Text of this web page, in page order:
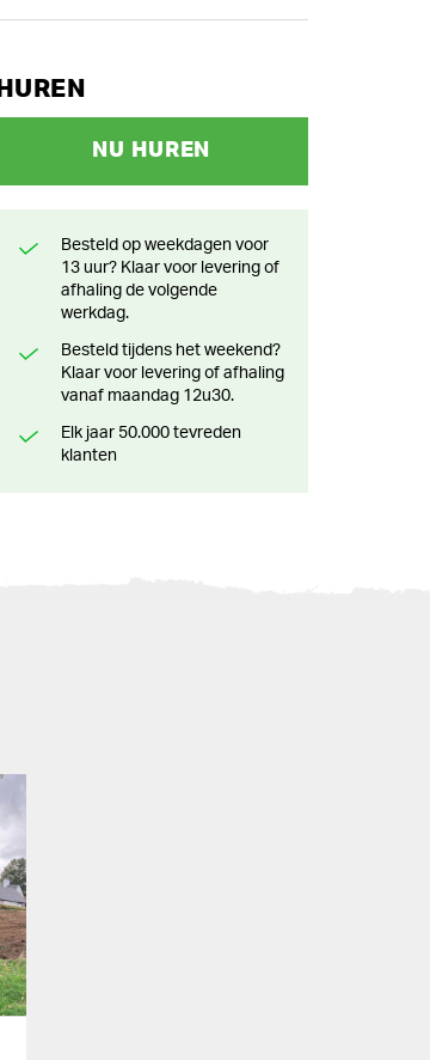
HUREN
NU HUREN
Besteld op weekdagen voor
13 uur? Klaar voor levering of
afhaling de volgende
werkdag.
Besteld tijdens het weekend?
Klaar voor levering of afhaling
vanaf maandag 12u30.
Elk jaar 50.000 tevreden
klanten